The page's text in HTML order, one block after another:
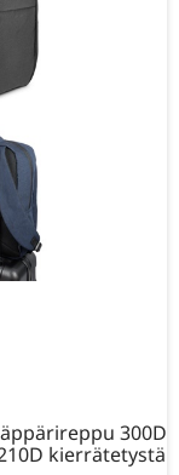
300D
kierrätetystä